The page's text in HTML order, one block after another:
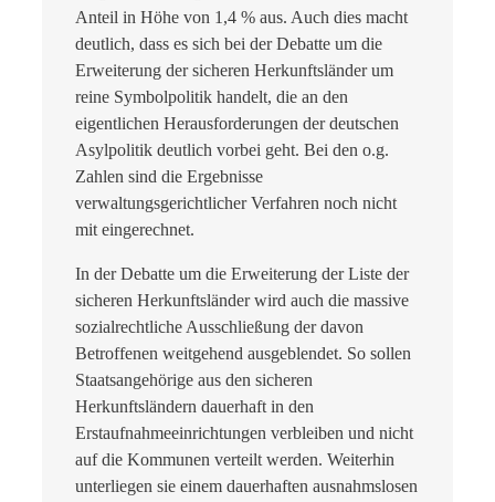
Anteil in Höhe von 1,4 % aus. Auch dies macht
deutlich, dass es sich bei der Debatte um die
Erweiterung der sicheren Herkunftsländer um
reine Symbolpolitik handelt, die an den
eigentlichen Herausforderungen der deutschen
Asylpolitik deutlich vorbei geht. Bei den o.g.
Zahlen sind die Ergebnisse
verwaltungsgerichtlicher Verfahren noch nicht
mit eingerechnet.
In der Debatte um die Erweiterung der Liste der
sicheren Herkunftsländer wird auch die massive
sozialrechtliche Ausschließung der davon
Betroffenen weitgehend ausgeblendet. So sollen
Staatsangehörige aus den sicheren
Herkunftsländern dauerhaft in den
Erstaufnahmeeinrichtungen verbleiben und nicht
auf die Kommunen verteilt werden. Weiterhin
unterliegen sie einem dauerhaften ausnahmslosen